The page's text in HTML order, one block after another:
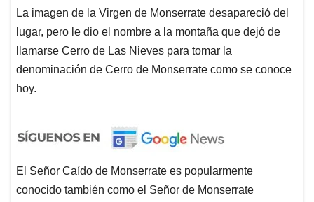
La imagen de la Virgen de Monserrate desapareció del
lugar, pero le dio el nombre a la montaña que dejó de
llamarse Cerro de Las Nieves para tomar la
denominación de Cerro de Monserrate como se conoce
hoy.
El Señor Caído de Monserrate es popularmente
conocido también como el Señor de Monserrate